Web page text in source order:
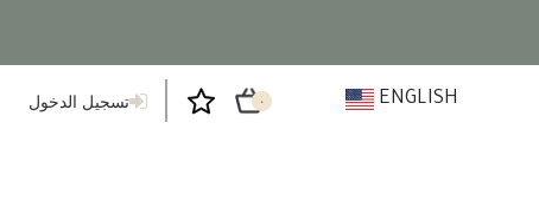
تسجيل الدخول ٠ ENGLISH